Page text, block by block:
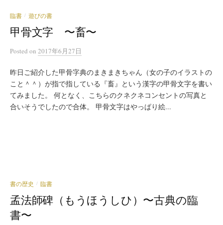
臨書 / 遊びの書
甲骨文字 〜畜〜
Posted on 2017年6月27日
昨日ご紹介した甲骨字典のまきまきちゃん（女の子のイラストの
こと＾＾）が指で指している『畜』という漢字の甲骨文字を書い
てみました。 何となく、こちらのクネクネコンセントの写真と
合いそうでしたので合体。 甲骨文字はやっぱり絵...
書の歴史 / 臨書
孟法師碑（もうほうしひ）〜古典の臨
書〜